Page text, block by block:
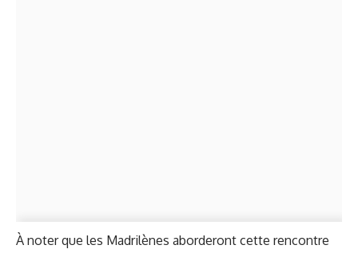
À noter que les Madrilènes aborderont cette rencontre